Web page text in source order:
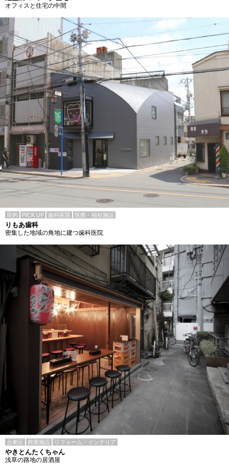
オフィスと住宅の中間
目的 PICK UP 歯科医院 医療・福祉施設
りもあ歯科
密集した地域の角地に建つ歯科医院
台東区 商業施設 リフォーム・インテリア
やきとんたくちゃん
浅草の路地の居酒屋